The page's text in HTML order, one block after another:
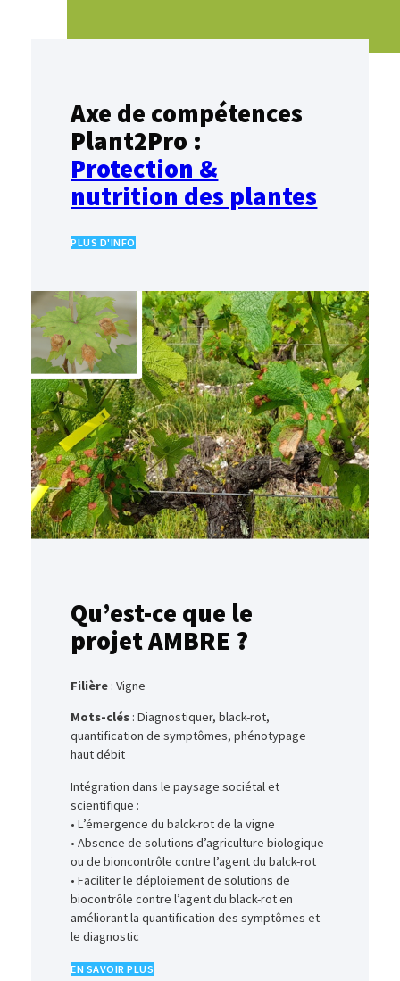
Axe de compétences
Plant2Pro :
Protection &
nutrition des plantes
PLUS D'INFO
Qu’est-ce que le
projet AMBRE ?
Filière : Vigne
Mots-clés : Diagnostiquer, black-rot,
quantification de symptômes, phénotypage
haut débit
Intégration dans le paysage sociétal et
scientifique :
• L’émergence du balck-rot de la vigne
• Absence de solutions d’agriculture biologique
ou de bioncontrôle contre l’agent du balck-rot
• Faciliter le déploiement de solutions de
biocontrôle contre l’agent du black-rot en
améliorant la quantification des symptômes et
le diagnostic
EN SAVOIR PLUS